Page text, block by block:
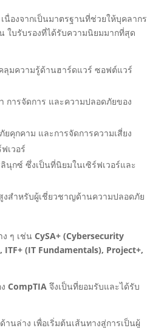
นื่องจากเป็นมาตรฐานที่ช่วยให้บุคลากร
ใบรับรองที่ได้รับความนิยมมากที่สุด
ลุมความรู้ด้านฮาร์ดแวร์ ซอฟต์แวร์
การจัดการ และความปลอดภัยของ
คุกคาม และการจัดการความเสี่ยง
เวอร์
กซ์ ซึ่งเป็นที่นิยมในเซิร์ฟเวอร์และ
งสำหรับผู้เชี่ยวชาญด้านความปลอดภัย
ๆ เช่น CySA+ (Cybersecurity
(IT Fundamentals), Project+,
CompTIAจึงเป็นที่ยอมรับและได้รับ
นล่าง เพื่อเริ่มต้นเส้นทางสู่การเป็นผู้